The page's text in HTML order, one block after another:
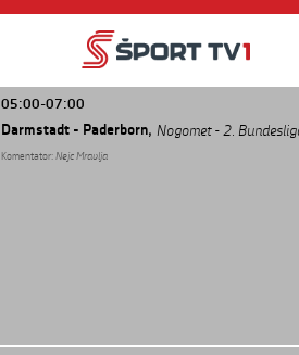
05:00-07:00
Darmstadt - Paderborn, Nogomet - 2.
Komentator:Nejc Mravlja